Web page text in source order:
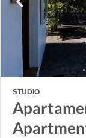
STUDIO